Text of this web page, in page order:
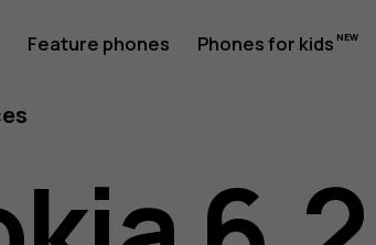
Feature phones Phones for kids